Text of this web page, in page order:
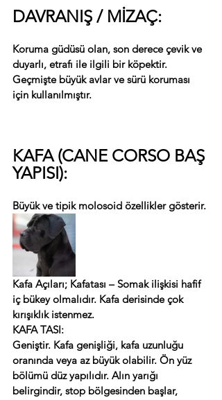
DAVRANIŞ / MİZAÇ:
Koruma güdüsü olan, son derece çevik ve
duyarlı, etrafı ile ilgili bir köpektir.
Geçmişte büyük avlar ve sürü koruması
için kullanılmıştır.
KAFA (CANE CORSO BAŞ
YAPISI):
Büyük ve tipik molosoid özellikler gösterir.
Kafa Açıları; Kafatası – Somak ilişkisi hafif
iç bükey olmalıdır. Kafa derisinde çok
kırışıklık istenmez.
KAFA TASI:
Geniştir. Kafa genişliği, kafa uzunluğu
oranında veya az büyük olabilir. Ön yüz
bölümü düz yapılıdır. Alın yarığı
belirgindir, stop bölgesinden başlar,